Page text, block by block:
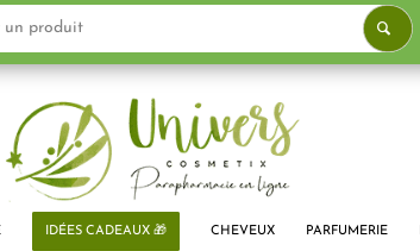
IDÉES CADEAUX 🎁 CHEVEUX PARFUMERIE